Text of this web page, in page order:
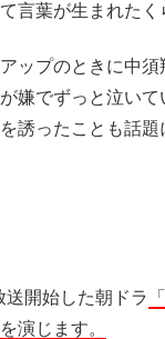
言葉が生まれたく
ップのときに中
嫌でずっと泣いて
誘ったことも話題
開始した朝ドラ
演じます。